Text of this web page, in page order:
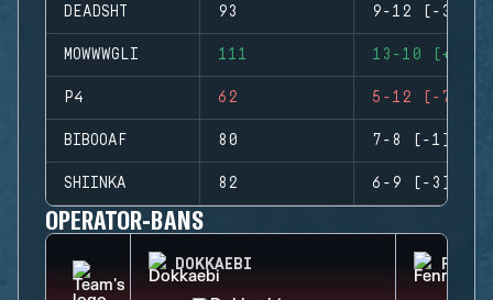
DEADSHT 93 9-12 (-3)
MOWWWGLI 111 13-10 (+3)
P4 62 5-12 (-7)
BIBOOAF 80 7-8 (-1)
SHIINKA 82 6-9 (-3)
OPERATOR-BANS
DOKKAEBI